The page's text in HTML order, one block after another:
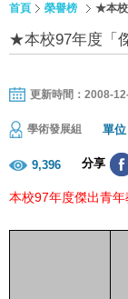
首頁 榮譽榜 ★本校
★本校97年度「
更新時間：2008-
學術發展組 單位
9,396 分享
本校97年度傑出青年